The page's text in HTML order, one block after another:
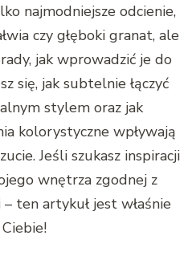
najmodniejsze odcienie,
czy głęboki granat, ale
jak wprowadzić je do
się, jak subtelnie łączyć
stylem oraz jak
kolorystyczne wpływają
Jeśli szukasz inspiracji
wnętrza zgodnej z
ten artykuł jest właśnie